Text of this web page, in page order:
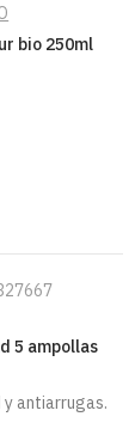
bio 250ml
5 ampollas
antiarrugas.